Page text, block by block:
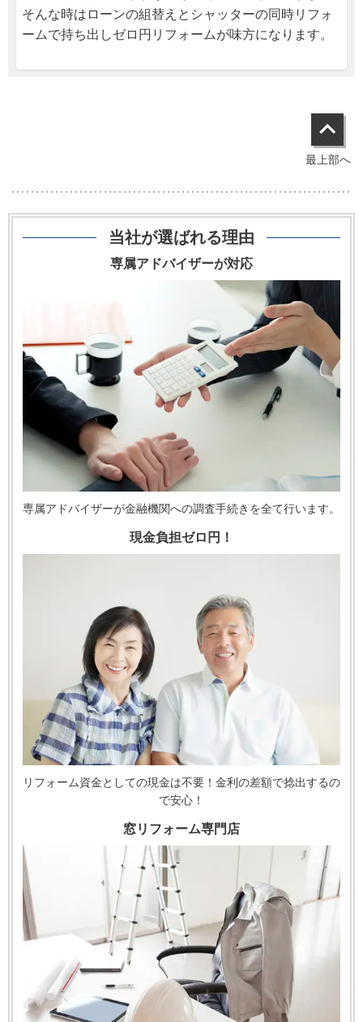
そんな時はローンの組替えとシャッターの同時リフォ
ームで持ち出しゼロ円リフォームが味方になります。
最上部へ
当社が選ばれる理由
専属アドバイザーが対応
専属アドバイザーが金融機関への調査手続きを全て行います。
現金負担ゼロ円！
リフォーム資金としての現金は不要！金利の差額で捻出するの
で安心！
窓リフォーム専門店